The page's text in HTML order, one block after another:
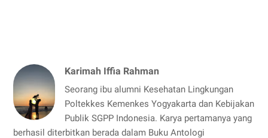
Karimah Iffia Rahman
Seorang ibu alumni Kesehatan Lingkungan
Poltekkes Kemenkes Yogyakarta dan Kebijakan
Publik SGPP Indonesia. Karya pertamanya yang
berhasil diterbitkan berada dalam Buku Antologi